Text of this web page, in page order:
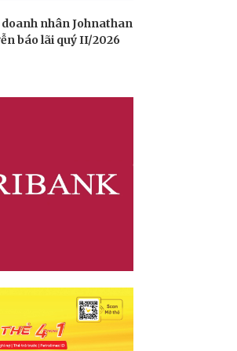
doanh nhân Johnathan
báo lãi quý II/2026